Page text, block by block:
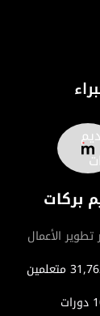
بركات
تطوير الأعمال
متعلمين
دورات